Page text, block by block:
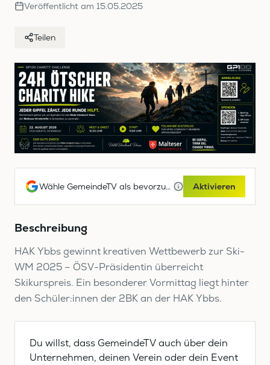
Veröffentlicht am 15.05.2025
Teilen
Wähle GemeindeTV als bevorzugte Google-Quelle Aktivieren
Beschreibung
HAK Ybbs gewinnt kreativen Wettbewerb zur Ski-
WM 2025 – ÖSV-Präsidentin überreicht
Skikurspreis. Ein besonderer Vormittag liegt hinter
den Schüler:innen der 2BK an der HAK Ybbs.
Du willst, dass GemeindeTV auch über dein
Unternehmen, deinen Verein oder dein Event